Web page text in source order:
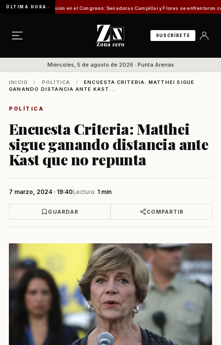
ÚLTIMA HORA
discusión en el Congreso: Senadoras Campillai y Flores se enfrentaron con
SUSCRÍBETE
Miércoles, 5 de agosto de 2026 · Punta Arenas
INICIO / POLÍTICA /
ENCUESTA CRITERIA: MATTHEI SIGUE
GANANDO DISTANCIA ANTE KAST...
POLÍTICA
Encuesta Criteria: Matthei
sigue ganando distancia ante
Kast que no repunta
7 marzo, 2024 · 19:40Lectura: 1 min
GUARDAR COMPARTIR